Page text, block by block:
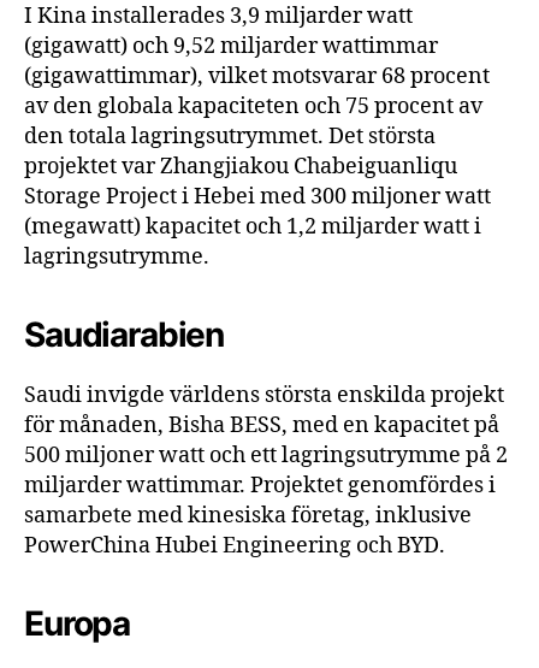
I Kina installerades 3,9 miljarder watt
(gigawatt) och 9,52 miljarder wattimmar
(gigawattimmar), vilket motsvarar 68 procent
av den globala kapaciteten och 75 procent av
den totala lagringsutrymmet. Det största
projektet var Zhangjiakou Chabeiguanliqu
Storage Project i Hebei med 300 miljoner watt
(megawatt) kapacitet och 1,2 miljarder watt i
lagringsutrymme.
Saudiarabien
Saudi invigde världens största enskilda projekt
för månaden, Bisha BESS, med en kapacitet på
500 miljoner watt och ett lagringsutrymme på 2
miljarder wattimmar. Projektet genomfördes i
samarbete med kinesiska företag, inklusive
PowerChina Hubei Engineering och BYD.
Europa